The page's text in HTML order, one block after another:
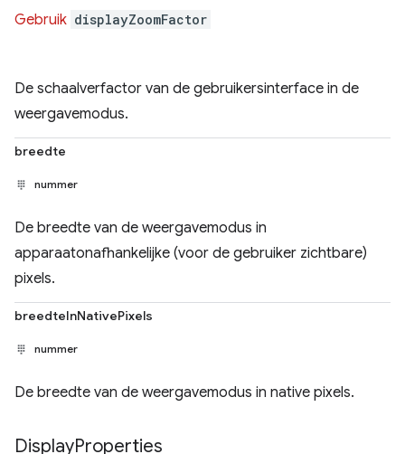
Gebruik displayZoomFactor
De schaalverfactor van de gebruikersinterface in de
weergavemodus.
breedte
nummer
De breedte van de weergavemodus in
apparaatonafhankelijke (voor de gebruiker zichtbare)
pixels.
breedteInNativePixels
nummer
De breedte van de weergavemodus in native pixels.
DisplayProperties